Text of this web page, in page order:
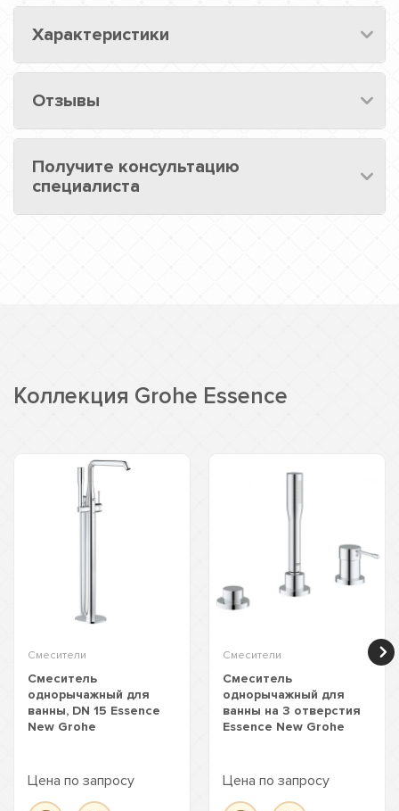
Характеристики
Отзывы
Получите консультацию
специалиста
Коллекция Grohe Essence
Смесители
Смеситель
однорычажный для
ванны, DN 15 Essence
New Grohe
Цена по запросу
Смесители
Смеситель
однорычажный для
ванны на 3 отверстия
Essence New Grohe
Цена по запросу